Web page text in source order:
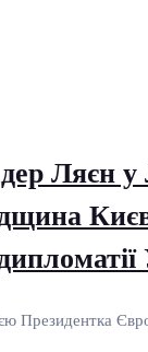
Ляєн у
Президентка